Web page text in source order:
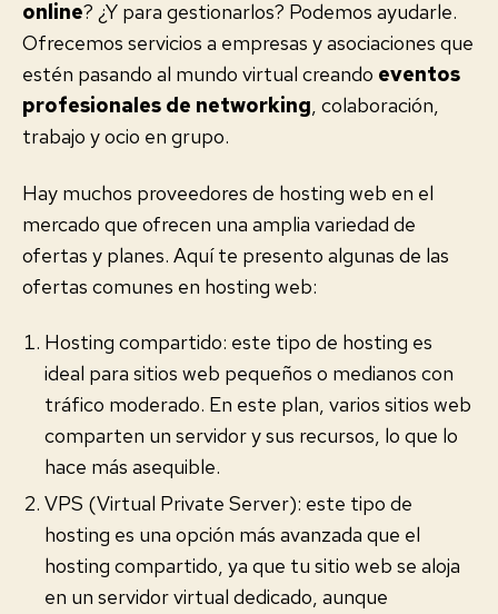
online? ¿Y para gestionarlos? Podemos ayudarle.
Ofrecemos servicios a empresas y asociaciones que
estén pasando al mundo virtual creando eventos
profesionales de networking, colaboración,
trabajo y ocio en grupo.
Hay muchos proveedores de hosting web en el
mercado que ofrecen una amplia variedad de
ofertas y planes. Aquí te presento algunas de las
ofertas comunes en hosting web:
Hosting compartido: este tipo de hosting es
ideal para sitios web pequeños o medianos con
tráfico moderado. En este plan, varios sitios web
comparten un servidor y sus recursos, lo que lo
hace más asequible.
VPS (Virtual Private Server): este tipo de
hosting es una opción más avanzada que el
hosting compartido, ya que tu sitio web se aloja
en un servidor virtual dedicado, aunque